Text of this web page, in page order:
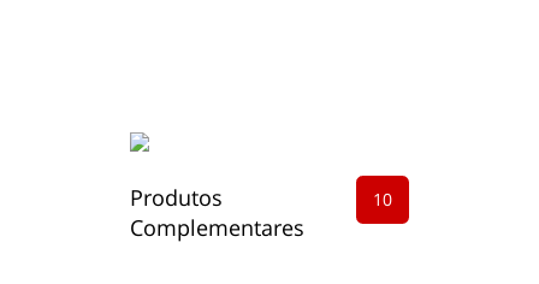
Produtos
Complementares
10